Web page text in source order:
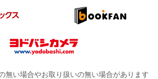
無い場合やお取り扱いの無い場合があります